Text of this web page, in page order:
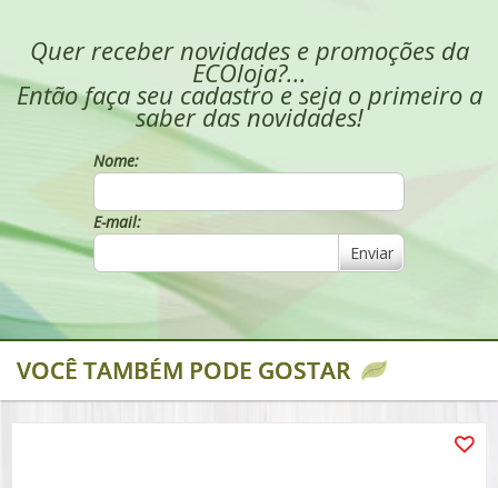
Quer receber novidades e promoções da
ECOloja?...
Então faça seu cadastro e seja o primeiro a
saber das novidades!
Nome:
E-mail:
Enviar
VOCÊ TAMBÉM PODE GOSTAR